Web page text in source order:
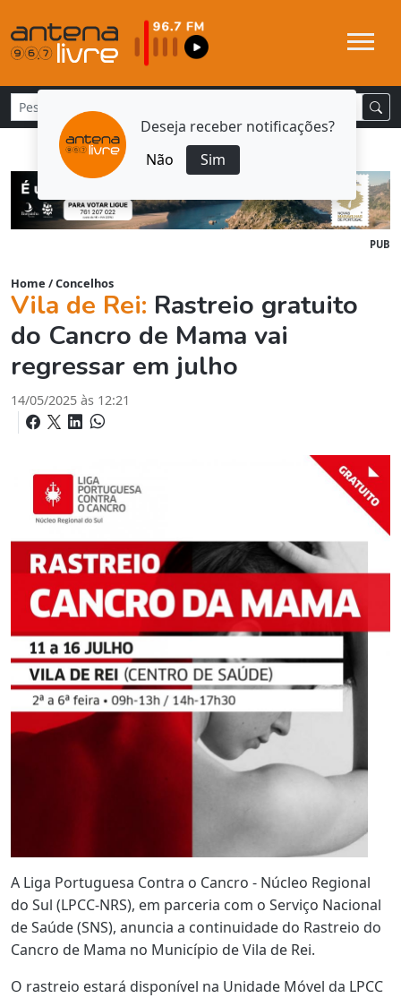
Deseja receber notificações?
Não
Sim
PUB
Home /Concelhos
Vila de Rei: Rastreio gratuito
do Cancro de Mama vai
regressar em julho
14/05/2025 às 12:21
A Liga Portuguesa Contra o Cancro - Núcleo Regional
do Sul (LPCC-NRS), em parceria com o Serviço Nacional
de Saúde (SNS), anuncia a continuidade do Rastreio do
Cancro de Mama no Município de Vila de Rei.
O rastreio estará disponível na Unidade Móvel da LPCC